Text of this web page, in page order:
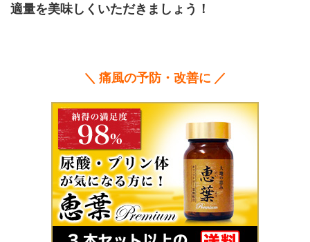
適量を美味しくいただきましょう！
＼ 痛風の予防・改善に ／